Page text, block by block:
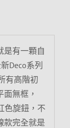
是有一顆自
Deco系列
有高階初
無框，
色旋鈕，不
款完全就是